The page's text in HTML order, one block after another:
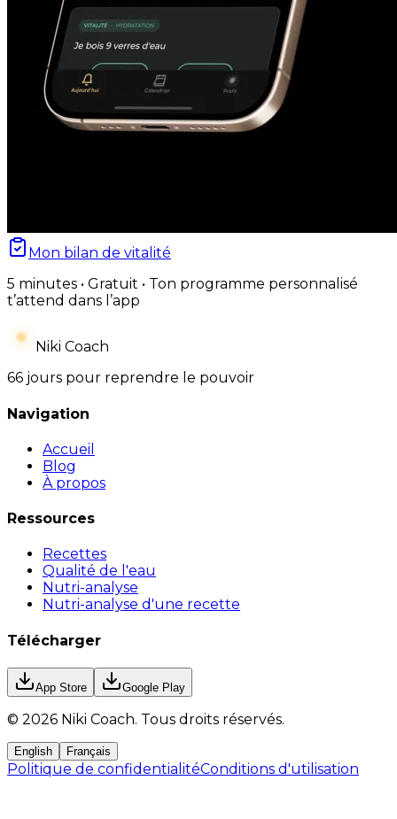
Mon bilan de vitalité
5 minutes • Gratuit • Ton programme personnalisé
t’attend dans l’app
Niki Coach
66 jours pour reprendre le pouvoir
Navigation
Accueil
Blog
À propos
Ressources
Recettes
Qualité de l'eau
Nutri-analyse
Nutri-analyse d'une recette
Télécharger
App Store Google Play
© 2026 Niki Coach. Tous droits réservés.
English Français
Politique de confidentialitéConditions d'utilisation